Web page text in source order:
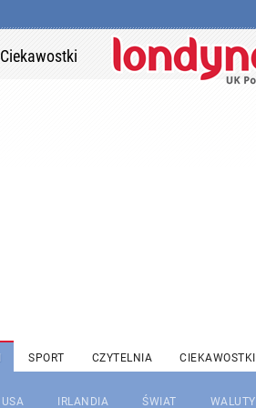
Ciekawostki
SPORT CZYTELNIA CIEKAWOSTKI
USA IRLANDIA ŚWIAT WALUTY